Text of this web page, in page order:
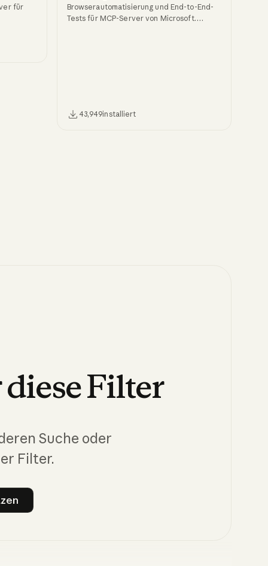
für
Browserautomatisierung und End-to-End-
Tests für MCP-Server von Microsoft.
43,949installiert
dieseFilter
Suche oder
Filter.
zurücksetzen